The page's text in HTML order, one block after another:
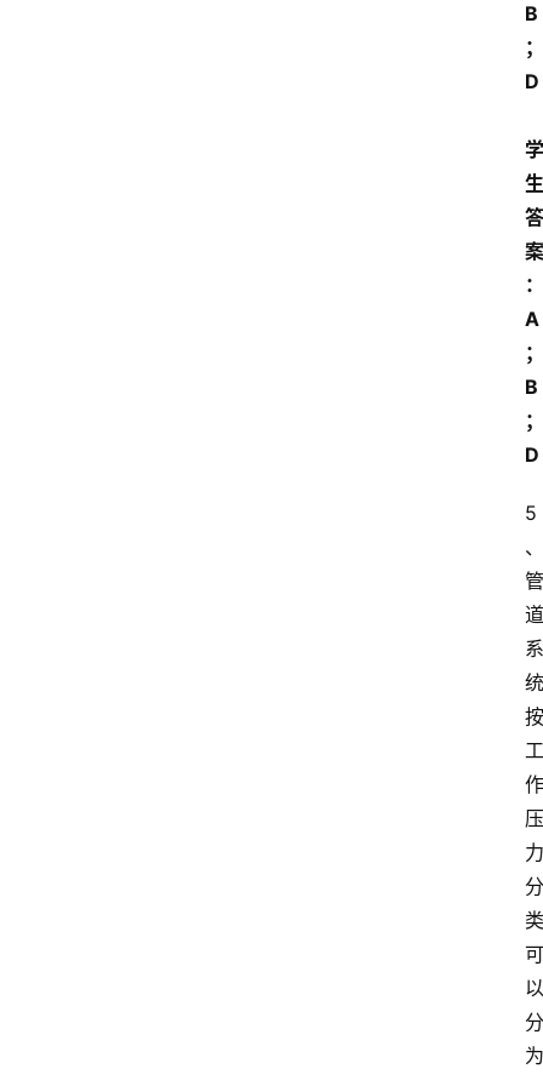
B
；
D
学
生
答
案
：
A
；
B
；
D
5
、
管
道
系
统
按
工
作
压
力
分
类
可
以
分
为